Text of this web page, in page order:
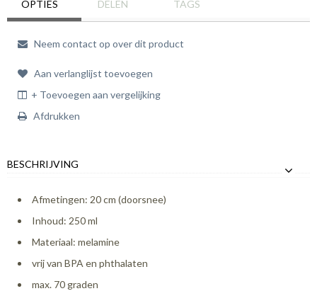
OPTIES DELEN TAGS
Neem contact op over dit product
Aan verlanglijst toevoegen
+ Toevoegen aan vergelijking
Afdrukken
BESCHRIJVING
Afmetingen: 20 cm (doorsnee)
Inhoud: 250 ml
Materiaal: melamine
vrij van BPA en phthalaten
max. 70 graden